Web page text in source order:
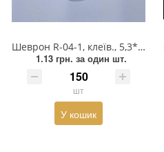
Шеврон R-04-1, клеїв., 5,3*5,3см, коло, прозорий. основа, квітка із зелений. каменів-ромби, намистини
1.13 грн. за один шт.
шт
У кошик